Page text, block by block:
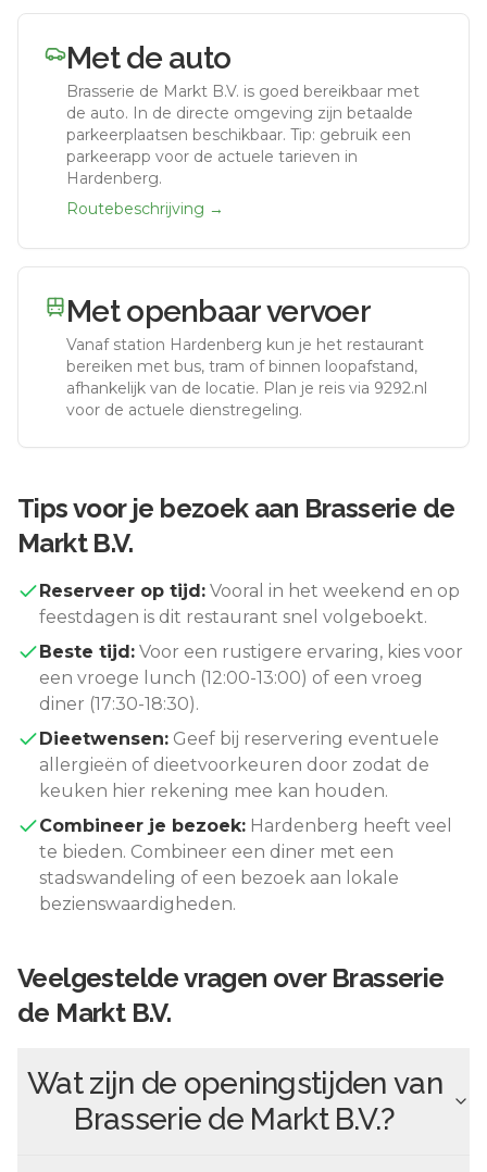
Met de auto
Brasserie de Markt B.V. is goed bereikbaar met
de auto. In de directe omgeving zijn betaalde
parkeerplaatsen beschikbaar. Tip: gebruik een
parkeerapp voor de actuele tarieven in
Hardenberg.
Routebeschrijving →
Met openbaar vervoer
Vanaf station Hardenberg kun je het restaurant
bereiken met bus, tram of binnen loopafstand,
afhankelijk van de locatie. Plan je reis via 9292.nl
voor de actuele dienstregeling.
Tips voor je bezoek aan Brasserie de
Markt B.V.
Reserveer op tijd: Vooral in het weekend en op
feestdagen is dit restaurant snel volgeboekt.
Beste tijd: Voor een rustigere ervaring, kies voor
een vroege lunch (12:00-13:00) of een vroeg
diner (17:30-18:30).
Dieetwensen: Geef bij reservering eventuele
allergieën of dieetvoorkeuren door zodat de
keuken hier rekening mee kan houden.
Combineer je bezoek: Hardenberg heeft veel
te bieden. Combineer een diner met een
stadswandeling of een bezoek aan lokale
bezienswaardigheden.
Veelgestelde vragen over Brasserie
de Markt B.V.
Wat zijn de openingstijden van
Brasserie de Markt B.V.?